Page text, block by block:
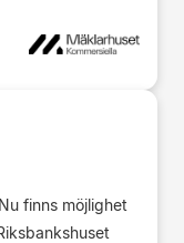
finns möjlighet